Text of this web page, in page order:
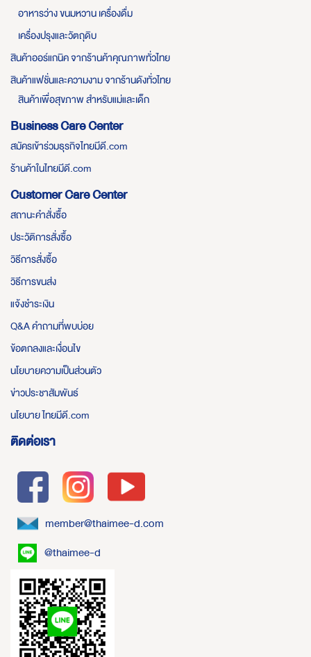
อาหารว่าง ขนมหวาน เครื่องดื่ม
เครื่องปรุงและวัตถุดิบ
สินค้าออร์แกนิค จากร้านค้าคุณภาพทั่วไทย
สินค้าแฟชั่นและความงาม จากร้านดังทั่วไทย
สินค้าเพื่อสุขภาพ สำหรับแม่และเด็ก
Business Care Center
สมัครเข้าร่วมธุรกิจไทยมีดี.com
ร้านค้าในไทยมีดี.com
Customer Care Center
สถานะคำสั่งซื้อ
ประวัติการสั่งซื้อ
วิธีการสั่งซื้อ
วิธีการขนส่ง
แจ้งชำระเงิน
Q&A คำถามที่พบบ่อย
ข้อตกลงและเงื่อนไข
นโยบายความเป็นส่วนตัว
ข่าวประชาสัมพันธ์
นโยบาย ไทยมีดี.com
ติดต่อเรา
member@thaimee-d.com
@thaimee-d